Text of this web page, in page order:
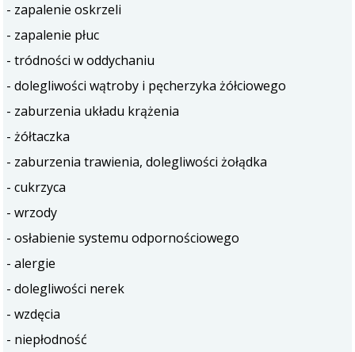
- zapalenie oskrzeli
- zapalenie płuc
- tródności w oddychaniu
- dolegliwości wątroby i pęcherzyka żółciowego
- zaburzenia układu krążenia
- żółtaczka
- zaburzenia trawienia, dolegliwości żołądka
- cukrzyca
- wrzody
- osłabienie systemu odpornościowego
- alergie
- dolegliwości nerek
- wzdęcia
- niepłodność